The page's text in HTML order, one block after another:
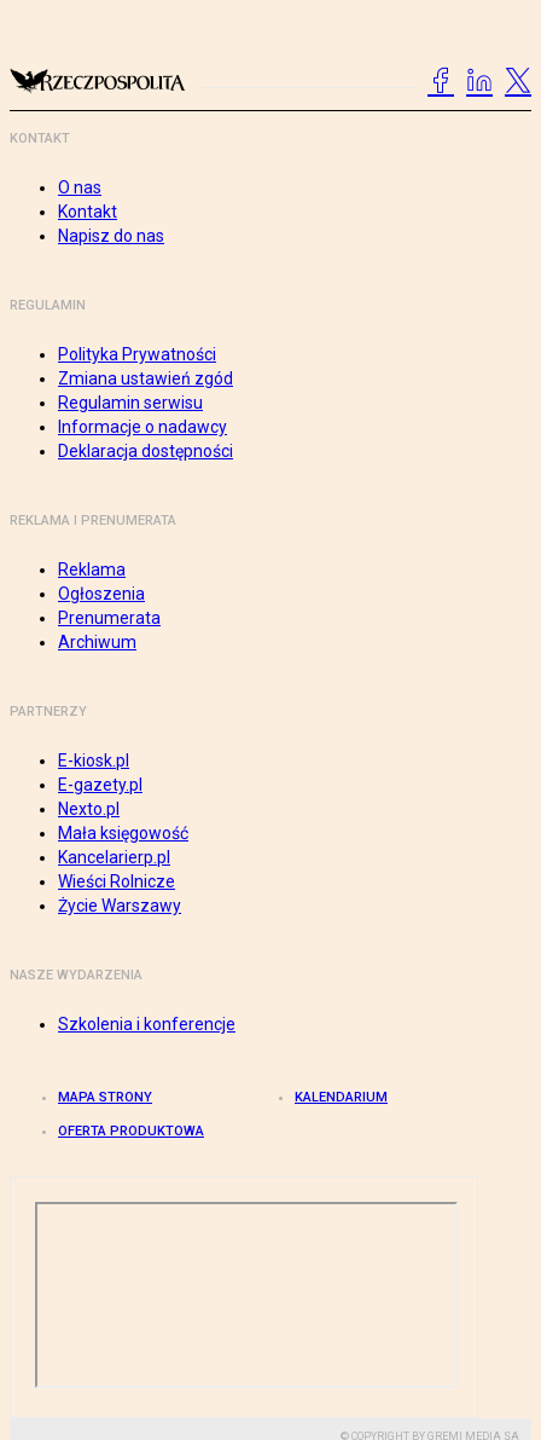
KONTAKT
O nas
Kontakt
Napisz do nas
REGULAMIN
Polityka Prywatności
Zmiana ustawień zgód
Regulamin serwisu
Informacje o nadawcy
Deklaracja dostępności
REKLAMA I PRENUMERATA
Reklama
Ogłoszenia
Prenumerata
Archiwum
PARTNERZY
E-kiosk.pl
E-gazety.pl
Nexto.pl
Mała księgowość
Kancelarierp.pl
Wieści Rolnicze
Życie Warszawy
NASZE WYDARZENIA
Szkolenia i konferencje
MAPA STRONY KALENDARIUM
OFERTA PRODUKTOWA
© COPYRIGHT BY GREMI MEDIA SA